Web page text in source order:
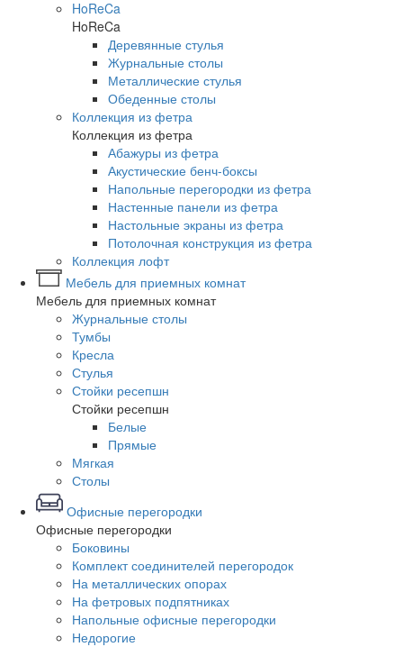
HoReCa
HoReCa
Деревянные стулья
Журнальные столы
Металлические стулья
Обеденные столы
Коллекция из фетра
Коллекция из фетра
Абажуры из фетра
Акустические бенч-боксы
Напольные перегородки из фетра
Настенные панели из фетра
Настольные экраны из фетра
Потолочная конструкция из фетра
Коллекция лофт
Мебель для приемных комнат
Мебель для приемных комнат
Журнальные столы
Тумбы
Кресла
Стулья
Стойки ресепшн
Стойки ресепшн
Белые
Прямые
Мягкая
Столы
Офисные перегородки
Офисные перегородки
Боковины
Комплект соединителей перегородок
На металлических опорах
На фетровых подпятниках
Напольные офисные перегородки
Недорогие